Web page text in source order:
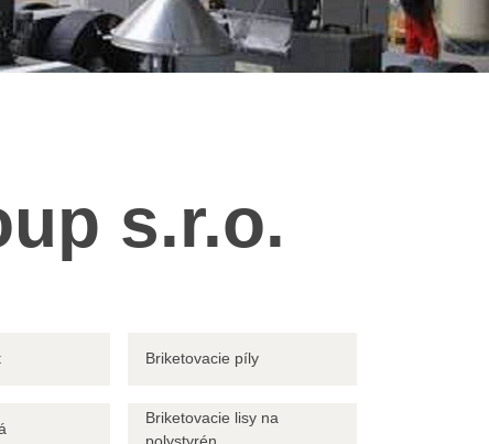
s.r.o.
Briketovacie píly
Briketovacie lisy na